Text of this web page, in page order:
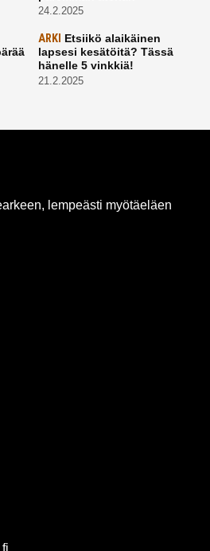
24.2.2025
ARKI Etsiikö alaikäinen
lapsesi kesätöitä? Tässä
hänelle 5 vinkkiä!
21.2.2025
lempeästi myötäeläen